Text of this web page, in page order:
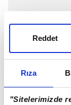
Rıza
"Sitelerimizde
Reddet
Galatasaray